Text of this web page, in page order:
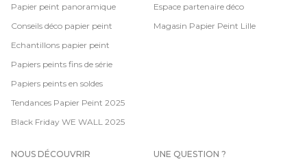
Papier peint panoramique
Conseils déco papier peint
Echantillons papier peint
Papiers peints fins de série
Papiers peints en soldes
Tendances Papier Peint 2025
Black Friday WE WALL 2025
Espace partenaire déco
Magasin Papier Peint Lille
NOUS DÉCOUVRIR UNE QUESTION ?